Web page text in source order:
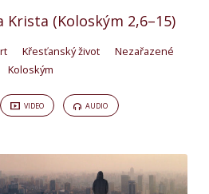
Krista (Koloským 2,6–15)
Křesťanský život
Nezařazené
Koloským
VIDEO AUDIO